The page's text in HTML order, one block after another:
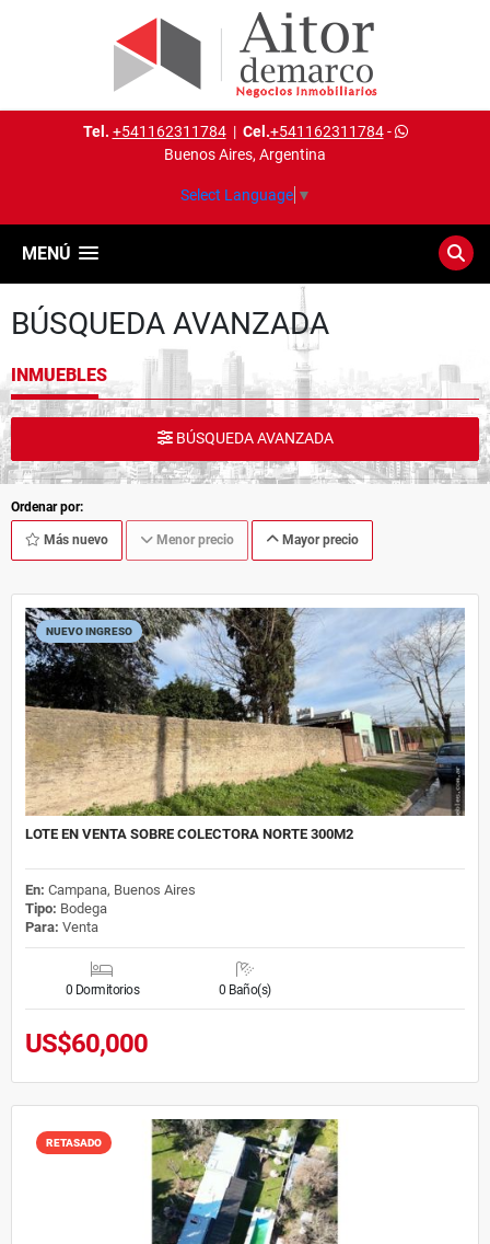
Tel. +541162311784| Cel.+541162311784-
Buenos Aires, Argentina
Select Language ▼
MENÚ
BÚSQUEDA AVANZADA
INMUEBLES
BÚSQUEDA AVANZADA
Ordenar por:
Más nuevo Menor precio Mayor precio
NUEVO INGRESO
LOTE EN VENTA SOBRE COLECTORA NORTE 300M2
En: Campana, Buenos Aires
Tipo: Bodega
Para: Venta
0 Dormitorios 0 Baño(s)
US$60,000
RETASADO